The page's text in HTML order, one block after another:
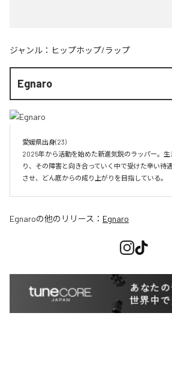
ジャンル： ヒップホップ/ラップ
Egnaro
愛媛県出身(23)
2025年から活動を始めた新進気鋭のラッパー。
り、その障害と向き合っていく中で受けた辛い待
させ、どん底からの成り上がりを目指している。
Egnaroの他のリリース： Egnaro